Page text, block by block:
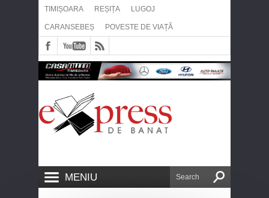
TIMIȘOARA REȘIȚA LUGOJ
CARANSEBEȘ POVESTE DE VIAȚĂ
MENIU